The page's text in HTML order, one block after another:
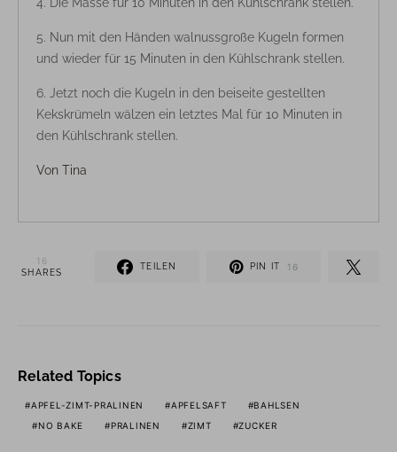
Nun mit den Händen walnussgroße Kugeln formen
und wieder für 15 Minuten in den Kühlschrank stellen.
Jetzt noch die Kugeln in den beiseite gestellten
Kekskrümeln wälzen ein letztes Mal für 10 Minuten in
den Kühlschrank stellen.
Von Tina
16
SHARES
TEILEN PIN IT 16
Related Topics
APFEL-ZIMT-PRALINEN APFELSAFT
BAHLSEN
NO BAKE
PRALINEN ZIMT ZUCKER